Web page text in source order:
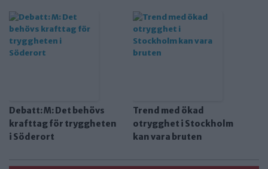
Debatt: M: Det behövs
krafttag för tryggheten
i Söderort
Trend med ökad
otrygghet i Stockholm
kan vara bruten